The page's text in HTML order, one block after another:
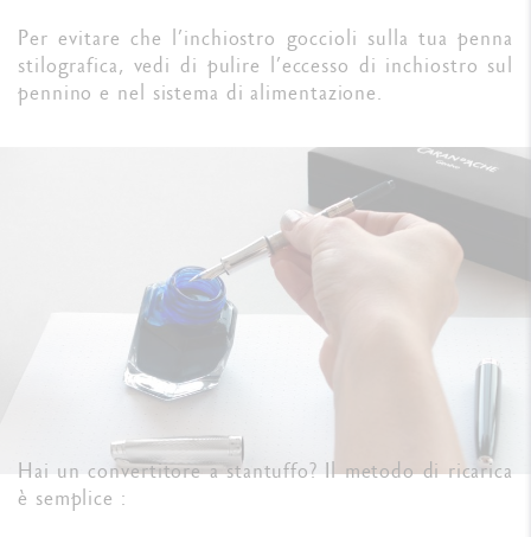
Per evitare che l’inchiostro goccioli sulla tua penna
stilografica, vedi di pulire l’eccesso di inchiostro sul
pennino e nel sistema di alimentazione.
Hai un convertitore a stantuffo? Il metodo di ricarica
è semplice :